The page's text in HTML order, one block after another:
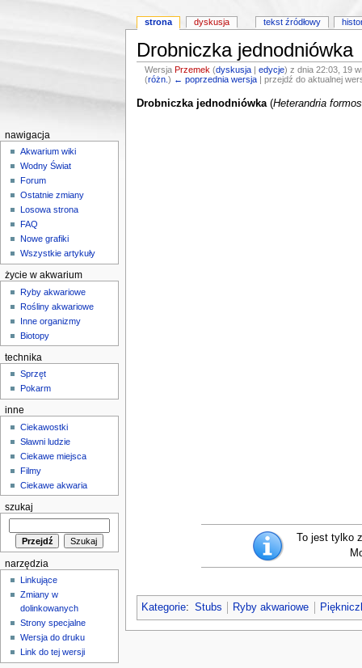
Drobniczka jednodniówka
WersjaPrzemek (dyskusja |edycje) z dnia 22:03, 19
(różn.) ← poprzednia wersja | przejdź do aktualnej
Drobniczka jednodniówka(Heterandria
To jest tylko
Kategorie: Stubs Ryby akwariowe
strona dyskusja tekst źródłowy
nawigacja
Akwarium wiki
Wodny Świat
Forum
Ostatnie zmiany
Losowa strona
FAQ
Nowe grafiki
Wszystkie artykuły
życie w akwarium
Ryby akwariowe
Rośliny akwariowe
Inne organizmy
Biotopy
technika
Sprzęt
Pokarm
inne
Ciekawostki
Sławni ludzie
Ciekawe miejsca
Filmy
Ciekawe akwaria
szukaj
narzędzia
Linkujące
Zmiany w
dolinkowanych
Strony specjalne
Wersja do druku
Link do tej wersji